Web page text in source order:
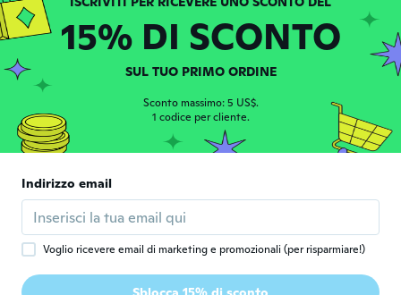
R Rhonda
Iscrizione dal 2022 · 3 recensioni
circa 4 anni fa
D Dannielle
Iscrizione dal 2021 · 7 recensioni
caricamenti
J Jacqueline
circa 4 anni fa
Ilanna
15% DI SCONTO
SUL TUO PRIMO ORDINE
Sconto massimo: 5 US$.
1 codice per cliente.
Indirizzo email
Voglio ricevere email di marketing e promozionali (per risparmiare!)